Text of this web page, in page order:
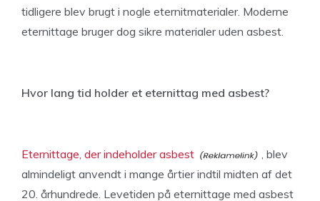
tidligere blev brugt i nogle eternitmaterialer. Moderne
eternittage bruger dog sikre materialer uden asbest.
Hvor lang tid holder et eternittag med asbest?
Eternittage, der indeholder asbest
, blev
almindeligt anvendt i mange årtier indtil midten af det
20. århundrede. Levetiden på eternittage med asbest